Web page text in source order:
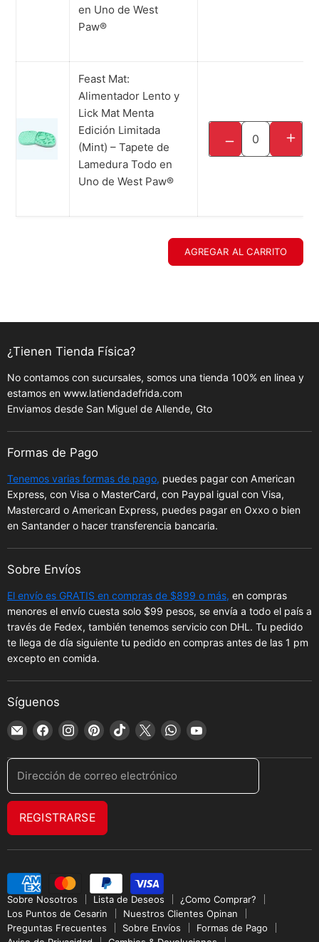
en Uno de West
Paw®
Feast Mat:
Alimentador Lento y
Lick Mat Menta
Edición Limitada
(Mint) – Tapete de
Lamedura Todo en
Uno de West Paw®
SKU: LE030MNT
UPC: N/A
Stock: Más de 10 piezas
TRANSLATION
AGREGAR AL CARRITO
¿Tienen Tienda Física?
No contamos con sucursales, somos una tienda 100% en linea y
estamos en www.latiendadefrida.com
Enviamos desde San Miguel de Allende, Gto
Formas de Pago
Tenemos varias formas de pago, puedes pagar con American
Express, con Visa o MasterCard, con Paypal igual con Visa,
Mastercard o American Express, puedes pagar en Oxxo o bien
en Santander o hacer transferencia bancaria.
Sobre Envíos
El envío es GRATIS en compras de $899 o más, en compras
menores el envío cuesta solo $99 pesos, se envía a todo el país a
través de Fedex, también tenemos servicio con DHL. Tu pedido
te llega de día siguiente tu pedido en compras antes de las 1 pm
excepto en comida.
Síguenos
Encuéntrenos
electrónico
Encuéntrenos
Encuéntrenos
Encuéntrenos
Encuéntrenos
Encuéntrenos
Encuéntrenos
Encuéntrenos
Dirección de correo electrónico
REGISTRARSE
Sobre Nosotros Lista de Deseos
¿Como Comprar?
Los Puntos de Cesarin
Nuestros Clientes Opinan
Preguntas Frecuentes
Sobre Envíos
Formas de Pago